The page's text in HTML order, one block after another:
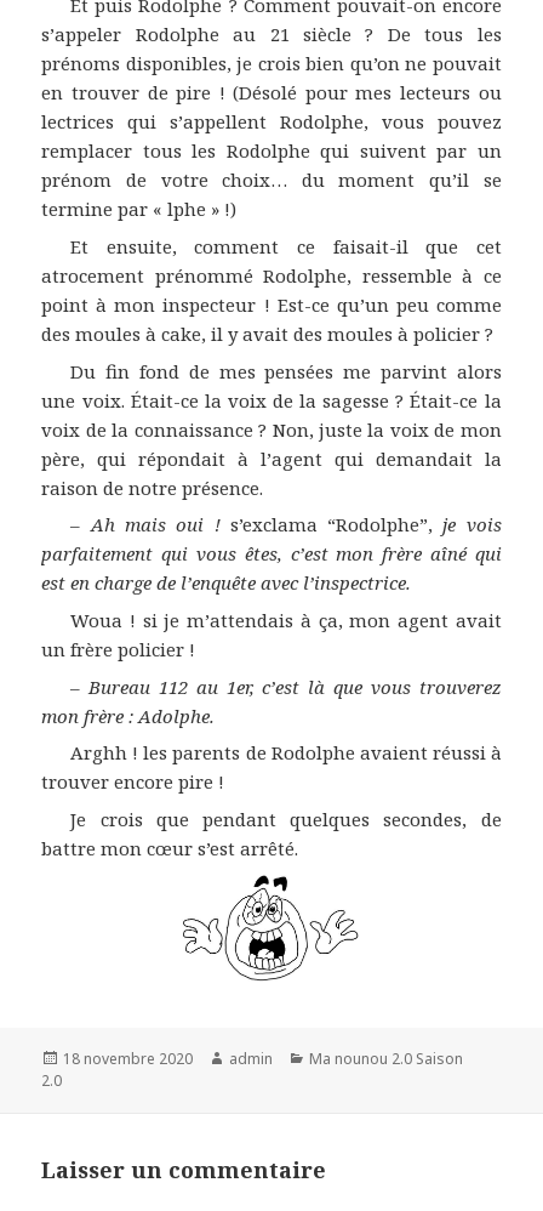
Et puis Rodolphe ? Comment pouvait-on encore
s’appeler Rodolphe au 21 siècle ? De tous les
prénoms disponibles, je crois bien qu’on ne pouvait
en trouver de pire ! (Désolé pour mes lecteurs ou
lectrices qui s’appellent Rodolphe, vous pouvez
remplacer tous les Rodolphe qui suivent par un
prénom de votre choix… du moment qu’il se
termine par « lphe » !)
Et ensuite, comment ce faisait-il que cet
atrocement prénommé Rodolphe, ressemble à ce
point à mon inspecteur ! Est-ce qu’un peu comme
des moules à cake, il y avait des moules à policier ?
Du fin fond de mes pensées me parvint alors
une voix. Était-ce la voix de la sagesse ? Était-ce la
voix de la connaissance ? Non, juste la voix de mon
père, qui répondait à l’agent qui demandait la
raison de notre présence.
–Ah mais oui !s’exclama “Rodolphe”, je vois
parfaitement qui vous êtes, c’est mon frère aîné qui
est en charge de l’enquête avec l’inspectrice.
Woua ! si je m’attendais à ça, mon agent avait
un frère policier !
– Bureau 112 au 1er, c’est là que vous trouverez
mon frère : Adolphe.
Arghh ! les parents de Rodolphe avaient réussi à
trouver encore pire !
Je crois que pendant quelques secondes, de
battre mon cœur s’est arrêté.
Publié
18 novembre 2020 Auteur
admin Catégories
Ma nounou 2.0 Saison
2.0
Laisser un commentaire